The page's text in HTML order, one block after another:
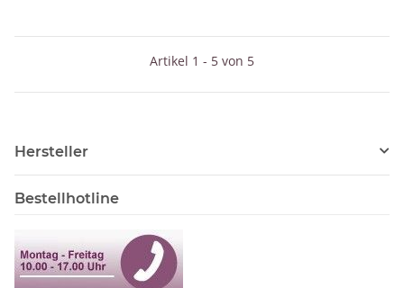
Artikel 1 - 5 von 5
Hersteller
Bestellhotline